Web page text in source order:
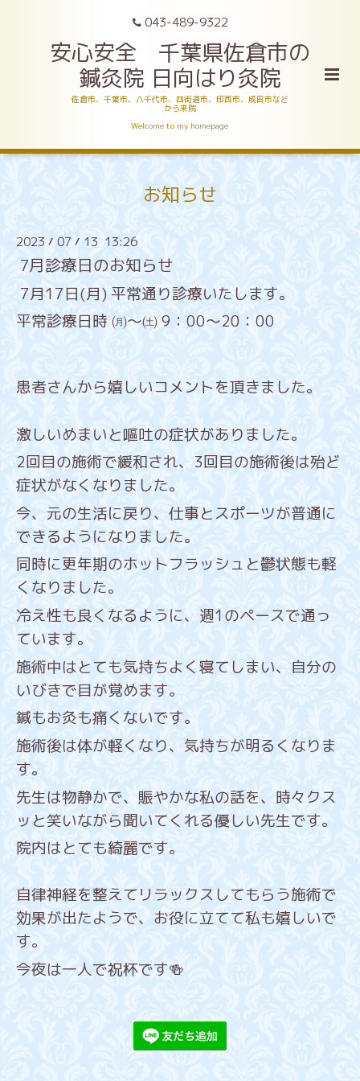
043-489-9322
安心安全 千葉県佐倉市の
鍼灸院 日向はり灸院
佐倉市、千葉市、八千代市、四街道市、印西市、成田市など
から来院
Welcome to my homepage
お知らせ
2023 / 07 / 13 13:26
7月診療日のお知らせ
7月17日(月) 平常通り診療いたします。
平常診療日時 ㈪～㈯ 9：00～20：00
患者さんから嬉しいコメントを頂きました。
激しいめまいと嘔吐の症状がありました。
2回目の施術で緩和され、3回目の施術後は殆ど
症状がなくなりました。
今、元の生活に戻り、仕事とスポーツが普通に
できるようになりました。
同時に更年期のホットフラッシュと鬱状態も軽
くなりました。
冷え性も良くなるように、週1のペースで通っ
ています。
施術中はとても気持ちよく寝てしまい、自分の
いびきで目が覚めます。
鍼もお灸も痛くないです。
施術後は体が軽くなり、気持ちが明るくなりま
す。
先生は物静かで、賑やかな私の話を、時々クス
ッと笑いながら聞いてくれる優しい先生です。
院内はとても綺麗です。
自律神経を整えてリラックスしてもらう施術で
効果が出たようで、お役に立てて私も嬉しいで
す。
今夜は一人で祝杯です🍻